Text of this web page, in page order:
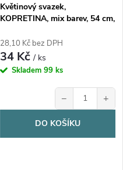
Květinový svazek,
KOPRETINA, mix barev, 54 cm,
28,10 Kč bez DPH
34 Kč/ ks
Skladem 99 ks
− +
DO KOŠÍKU